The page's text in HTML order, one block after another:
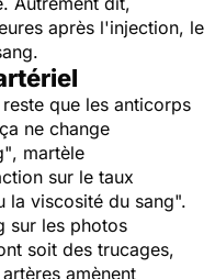
après l'injection, le
que les anticorps
ne change
, martèle
sur le taux
la viscosité du sang".
sur les photos
soit des trucages,
amènent